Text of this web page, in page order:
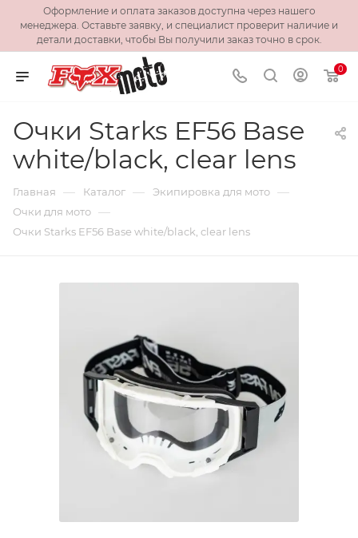
Оформление и оплата заказов доступна через нашего
менеджера. Оставьте заявку, и специалист проверит наличие и
детали доставки, чтобы Вы получили заказ точно в срок.
0
Очки Starks EF56 Base
white/black, clear lens
Главная — Каталог — Экипировка для мото —
Очки для мото —
Очки Starks EF56 Base white/black, clear lens